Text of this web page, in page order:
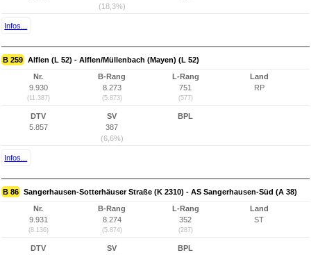
(18,3%)
Infos...
B 259 Alflen (L 52) - Alflen/Müllenbach (Mayen) (L 52)
Nr.
9.930
(11.387)
B-Rang
8.273
(5.873)
L-Rang
751
(577)
Land
RP
DTV
5.857
SV
387
(6,6%)
BPL
Infos...
B 86 Sangerhausen-Sotterhäuser Straße (K 2310) - AS Sangerhausen-Süd (A 38)
Nr.
9.931
(8.136)
B-Rang
8.274
(5.874)
L-Rang
352
(287)
Land
ST
DTV
SV
BPL